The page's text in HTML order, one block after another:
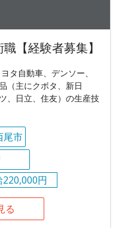
【経験者募集】
タ自動車、デンソー、
（主にクボタ、新日
、日立、住友）の生産技
尾市
220,000円
る